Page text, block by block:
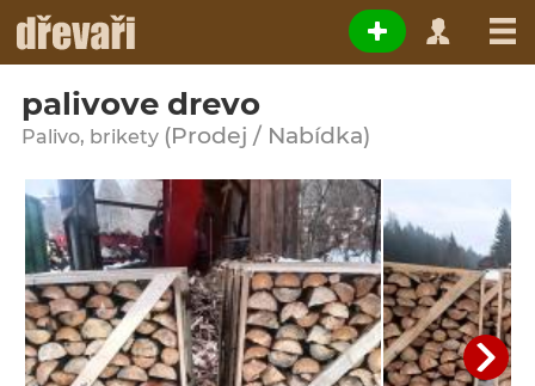
palivove drevo
Palivo, brikety (Prodej / Nabídka)